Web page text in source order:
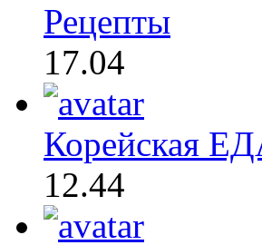
Рецепты
17.04
Корейская
12.44